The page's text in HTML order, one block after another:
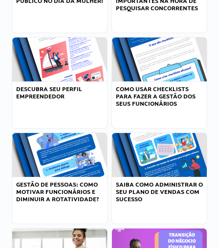
PESQUISAR CONCORRENTES
DESCUBRA SEU PERFIL
EMPREENDEDOR
COMO USAR CHECKLISTS
PARA FAZER A GESTÃO DOS
SEUS FUNCIONÁRIOS
GESTÃO DE PESSOAS: COMO
MOTIVAR FUNCIONÁRIOS E
DIMINUIR A ROTATIVIDADE?
SAIBA COMO ADMINISTRAR O
SEU PLANO DE VENDAS COM
SUCESSO